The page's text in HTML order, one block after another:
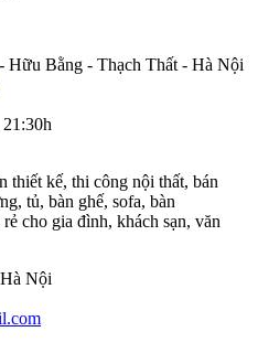
Bằng - Thạch Thất - Hà Nội
thiết kế, thi công nội thất, bán
tủ, bàn ghế, sofa, bàn
cho gia đình, khách sạn, văn
Nội